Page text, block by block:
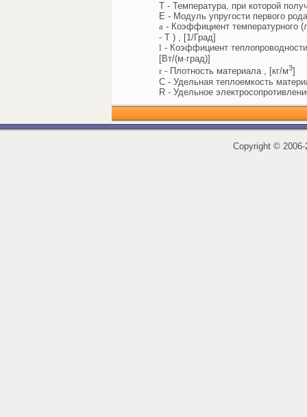
T - Температура, при которой
E - Модуль упругости первого
a- Коэффициент температурного
- T ) , [1/Град]
l - Коэффициент
[Вт/(м·град)]
r- Плотность материала , [кг/м3]
C - Удельная теплоемкость
R - Удельное
Copyright ©